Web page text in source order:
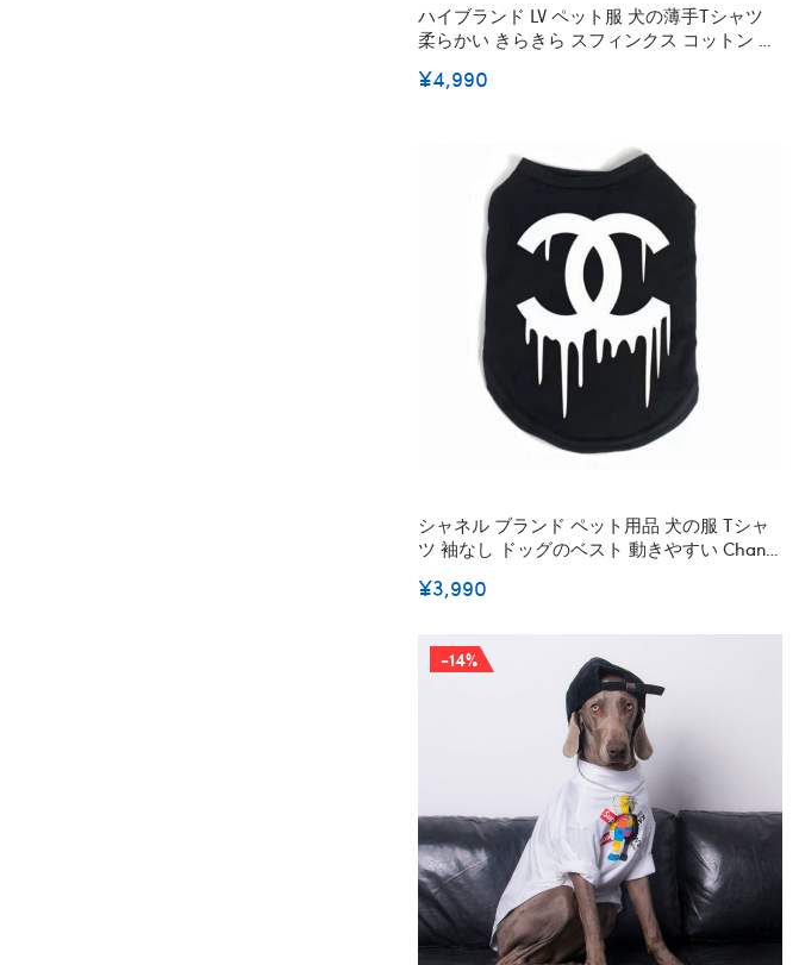
ハイブランド LV ペット服 犬の薄手Tシャツ
柔らかい きらきら スフィンクス コットン ペ
トン ホワイト 黒色 小型ペット カッコイイ 個
¥4,990
シャネル ブランド ペット用品 犬の服 Tシャ
ツ 袖なし ドッグのベスト 動きやすい Chanel
LOGO プリント ロゴ入り オシャレ 小中型犬
¥3,990
-14%